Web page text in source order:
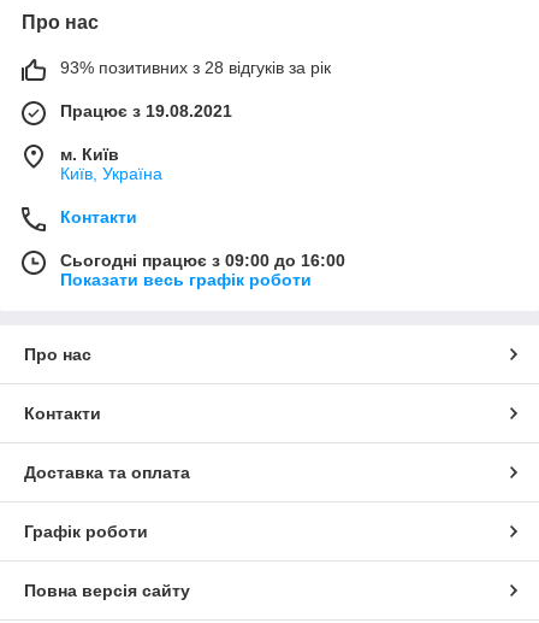
Про нас
93% позитивних з 28 відгуків за рік
Працює з 19.08.2021
м. Київ
Київ, Україна
Контакти
Сьогодні працює з 09:00 до 16:00
Показати весь графік роботи
Про нас
Контакти
Доставка та оплата
Графік роботи
Повна версія сайту